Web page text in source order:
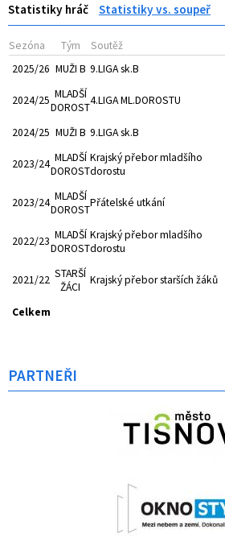
Statistiky hráč Statistiky vs. soupeř
Sezóna Tým Soutěž
2025/26 MUŽI B 9.LIGA sk.B
2024/25 MLADŠÍ
DOROST
4.LIGA ML.DOROSTU
2024/25 MUŽI B 9.LIGA sk.B
2023/24 MLADŠÍ
DOROST
Krajský přebor mladšího
dorostu
2023/24 MLADŠÍ
DOROST
Přátelské utkání
2022/23 MLADŠÍ
DOROST
Krajský přebor mladšího
dorostu
2021/22 STARŠÍ
ŽÁCI
Krajský přebor starších žáků
Celkem
PARTNEŘI